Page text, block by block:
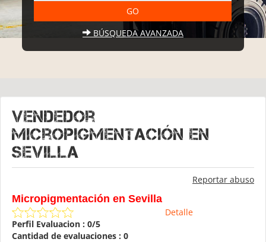
BÚSQUEDA AVANZADA
Vendedor
Micropigmentación en
Sevilla
Reportar abuso
Micropigmentación en Sevilla
Detalle
Perfil Evaluacion : 0/5
Cantidad de evaluaciones : 0